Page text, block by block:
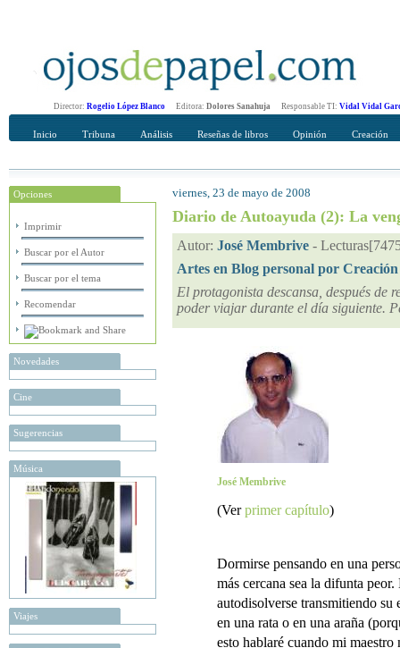
Director: Rogelio López Blanco Editora: Dolores Sanahuja Responsable TI: Vidal Vidal
Inicio Tribuna Análisis Reseñas de libros Opinión Creación
Opciones
Imprimir
Buscar por el Autor
Buscar por el tema
Recomendar
Novedades
Cine
Sugerencias
Música
Viajes
Recomendar
Su nombre Completo
viernes, 23 de mayo de 2008
Diario de Autoayuda (2): La
Autor: José Membrive -
Artes en Blog personal por Creación
El protagonista descansa, después
poder viajar durante el día siguiente.
José Membrive
(Verprimer capítulo)
Dormirse pensando en una
más cercana sea la difunta
autodisolverse transmitiendo su
en una rata o en una araña
esto hablaré cuando mi